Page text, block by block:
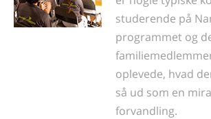
studerende på
programmet og
oplevede, hvad
så ud som en
forvandling.